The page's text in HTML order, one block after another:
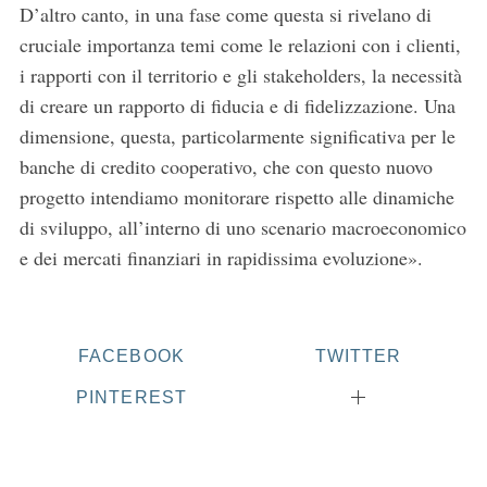
D’altro canto, in una fase come questa si rivelano di
cruciale importanza temi come le relazioni con i clienti,
i rapporti con il territorio e gli stakeholders, la necessità
di creare un rapporto di fiducia e di fidelizzazione. Una
dimensione, questa, particolarmente significativa per le
banche di credito cooperativo, che con questo nuovo
progetto intendiamo monitorare rispetto alle dinamiche
di sviluppo, all’interno di uno scenario macroeconomico
e dei mercati finanziari in rapidissima evoluzione».
FACEBOOK TWITTER
PINTEREST